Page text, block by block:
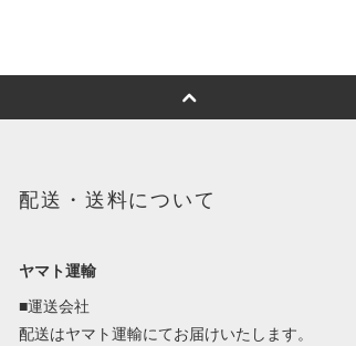
配送・送料について
ヤマト運輸
■運送会社
配送はヤマト運輸にてお届けいたします。